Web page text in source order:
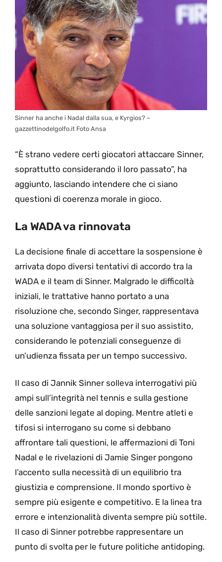
Sinner ha anche i Nadal dalla sua, e Kyrgios? –
gazzettinodelgolfo.it Foto Ansa
“È strano vedere certi giocatori attaccare Sinner,
soprattutto considerando il loro passato”, ha
aggiunto, lasciando intendere che ci siano
questioni di coerenza morale in gioco.
La WADA va rinnovata
La decisione finale di accettare la sospensione è
arrivata dopo diversi tentativi di accordo tra la
WADA e il team di Sinner. Malgrado le difficoltà
iniziali, le trattative hanno portato a una
risoluzione che, secondo Singer, rappresentava
una soluzione vantaggiosa per il suo assistito,
considerando le potenziali conseguenze di
un’udienza fissata per un tempo successivo.
Il caso di Jannik Sinner solleva interrogativi più
ampi sull’integrità nel tennis e sulla gestione
delle sanzioni legate al doping. Mentre atleti e
tifosi si interrogano su come si debbano
affrontare tali questioni, le affermazioni di Toni
Nadal e le rivelazioni di Jamie Singer pongono
l’accento sulla necessità di un equilibrio tra
giustizia e comprensione. Il mondo sportivo è
sempre più esigente e competitivo. E la linea tra
errore e intenzionalità diventa sempre più sottile.
Il caso di Sinner potrebbe rappresentare un
punto di svolta per le future politiche antidoping.